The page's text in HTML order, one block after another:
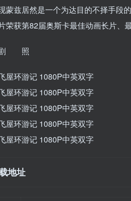
蒙兹居然是一个为达目的不择手
荣获第82届奥斯卡最佳动画长片、
照
地址